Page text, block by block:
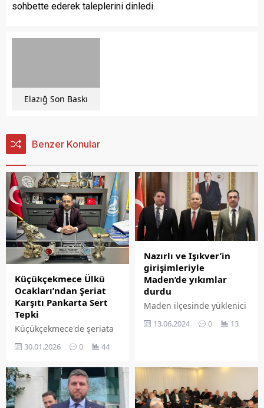
sohbette ederek taleplerini dinledi.
Elazığ Son Baskı
Benzer Konular
Küçükçekmece Ülkü
Ocakları’ndan Şeriat
Karşıtı Pankarta Sert
Tepki
Küçükçekmece'de şeriata
yönelik ifadeler içeren bir
pankartın asılmasının
Küçükçekmece Ülkü
Ocakları Başkanı Mikail
Yıldırım, söz konusu
30.01.2026 0 44
Nazırlı ve Işıkver’in
girişimleriyle
Maden’de yıkımlar
durdu
Maden ilçesinde yüklenici
firmanın hafriyatı
nedeniyle doğal olmayan
işyerinin yıkım kararı Ak
Parti Elazığ Milletvekili
Mahmut Rıdvan Nazırlı ve
MHP Elazığ Milletvekili
13.06.2024 0 13